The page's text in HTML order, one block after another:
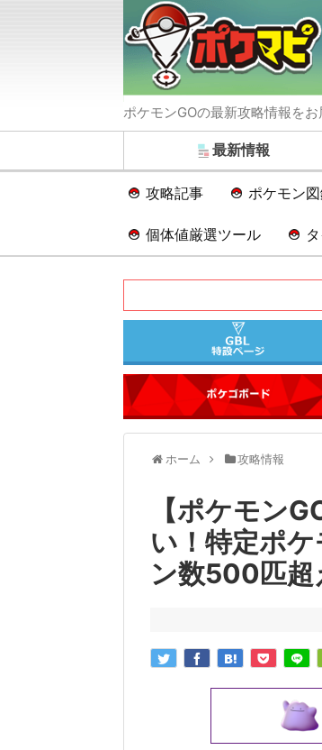
ポケモンGOの最新攻略情報を
最新情報
攻略記事 ポケモン
個体値厳選ツール
ホーム 攻略情報
【ポケモン
い！特定ポ
ン数500匹超